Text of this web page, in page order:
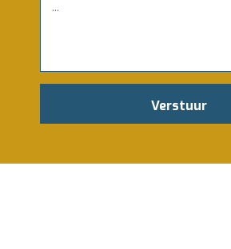
Verstuur